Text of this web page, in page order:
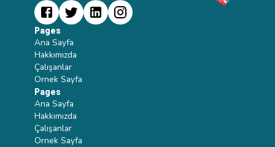
Pages
Ana Sayfa
Hakkımızda
Çalışanlar
Ornek Sayfa
Pages
Ana Sayfa
Hakkımızda
Çalışanlar
Ornek Sayfa